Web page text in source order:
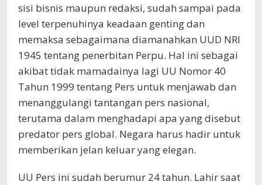
sisi bisnis maupun redaksi, sudah sampai pada
level terpenuhinya keadaan genting dan
memaksa sebagaimana diamanahkan UUD NRI
1945 tentang penerbitan Perpu. Hal ini sebagai
akibat tidak mamadainya lagi UU Nomor 40
Tahun 1999 tentang Pers untuk menjawab dan
menanggulangi tantangan pers nasional,
terutama dalam menghadapi apa yang disebut
predator pers global. Negara harus hadir untuk
memberikan jelan keluar yang elegan.
UU Pers ini sudah berumur 24 tahun. Lahir saat